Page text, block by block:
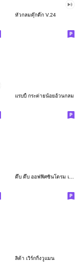
หัวกลมดุ๊กดิ๊ก V.24
แรบบี้ กระต่ายน้อยอ้วนกลม
ดึ๊บ ดึ๊บ ออฟฟิศซินโดรม เจ็ด
ลิต้า เวิร์กกิ้งวูแมน